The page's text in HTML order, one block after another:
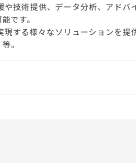
技術提供、データ分析、アドバ
です。
する様々なソリューションを提
。